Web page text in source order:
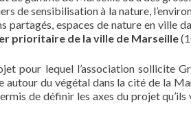
de sensibilisation à la nature,
partagés, espaces de nature en ville
prioritaire de la ville de Marseille
pour lequel l’association sollicite
autour du végétal dans la cité de la
de définir les axes du projet